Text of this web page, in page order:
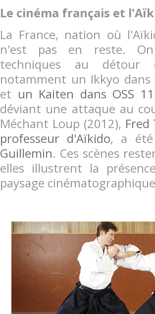
Le cinéma français et
La France, nation où
n'est pas en reste. On
techniques au détour
notamment un Ikkyo dans
et un Kaiten dans OSS
déviant une attaque au
Méchant Loup (2012),
professeur d'Aïkido, a
Guillemin. Ces scènes
elles illustrent la
paysage